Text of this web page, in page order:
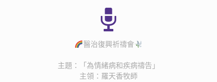
醫治復興祈禱會
主題：「為情緒病和疾病禱告」
主領：羅天香牧師